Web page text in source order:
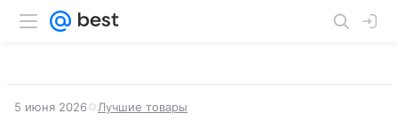
5 июня 2026 Лучшие товары